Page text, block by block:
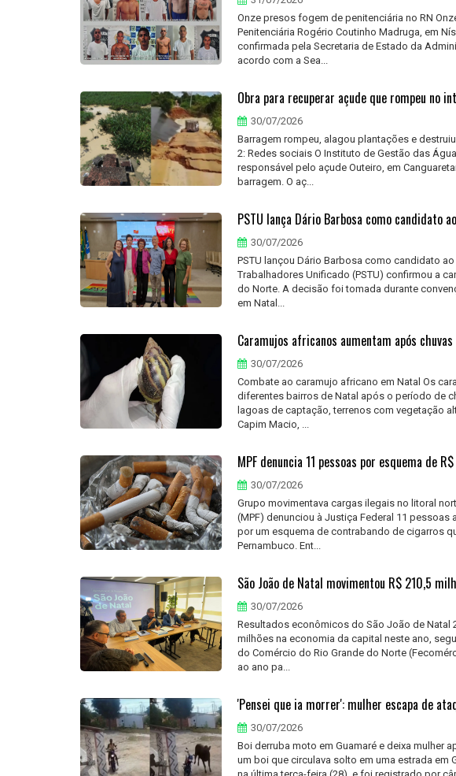
Onze presos fogem de penitenciária no RN
Penitenciária Rogério Coutinho Madruga, em
confirmada pela Secretaria de Estado da
acordo com a Sea...
Obra para recuperar açude que rompeu no
30/07/2026
Barragem rompeu, alagou plantações e
2: Redes sociais O Instituto de Gestão das
responsável pelo açude Outeiro, em
barragem. O aç...
PSTU lança Dário Barbosa como candidato
30/07/2026
PSTU lançou Dário Barbosa como candidato
Trabalhadores Unificado (PSTU) confirmou a
do Norte. A decisão foi tomada durante
em Natal...
Caramujos africanos aumentam após
30/07/2026
Combate ao caramujo africano em Natal Os
diferentes bairros de Natal após o período de
lagoas de captação, terrenos com vegetação
Capim Macio, ...
MPF denuncia 11 pessoas por esquema de
30/07/2026
Grupo movimentava cargas ilegais no litoral
(MPF) denunciou à Justiça Federal 11
por um esquema de contrabando de cigarros
Pernambuco. Ent...
São João de Natal movimentou R$ 210,5
30/07/2026
Resultados econômicos do São João de Natal
milhões na economia da capital neste ano,
do Comércio do Rio Grande do Norte
ao ano pa...
'Pensei que ia morrer': mulher escapa de
30/07/2026
Boi derruba moto em Guamaré e deixa mulher
um boi que circulava solto em uma estrada em